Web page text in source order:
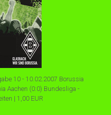
10 - 10.02.2007 Borussia
Aachen (0:0) Bundesliga -
| 1,00 EUR